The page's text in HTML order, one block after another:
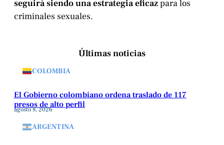
seguirá siendo una estrategia eficazpara los
criminales sexuales.
Últimas noticias
COLOMBIA
El Gobierno colombiano ordena traslado de 117
presos de alto perfil
agosto 8, 2026
ARGENTINA